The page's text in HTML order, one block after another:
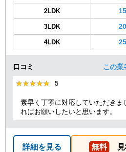
2LDK
3LDK
4LDK
口コミ この業
★★★★★
★★★★★ 5
素早く丁寧に対応していただきま
ればお願いしたいと思います。
詳細を見る 無料 見